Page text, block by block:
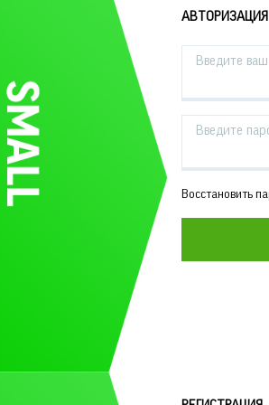
АВТОРИЗАЦИЯ
Введите
Введите
Восстановить